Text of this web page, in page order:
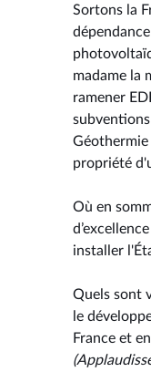
Sortons la
madame la
ramener
propriété
Où en
installer
Quels sont
le
France et